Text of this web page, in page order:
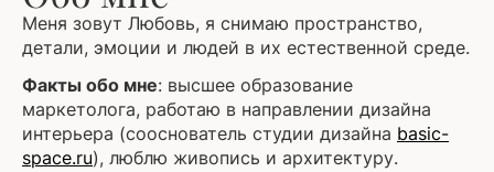
Меня зовут Любовь, я снимаю пространство,
детали, эмоции и людей в их естественной среде.
Факты обо мне: высшее образование
маркетолога, работаю в направлении дизайна
интерьера (сооснователь студии дизайна basic-
space.ru), люблю живопись и архитектуру.